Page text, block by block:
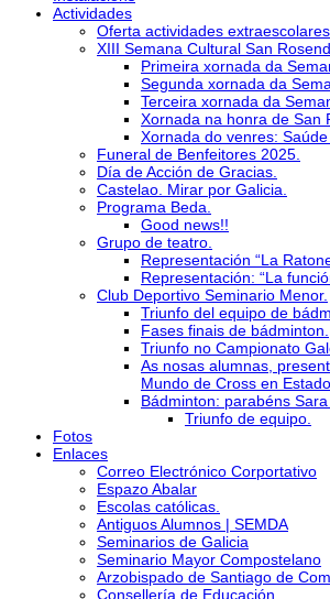
Actividades
Oferta actividades
XIII Semana Cultural San
Primeira xornada da
Segunda xornada da
Terceira xornada da
Xornada na honra de San
Xornada do venres: Saúde
Funeral de Benfeitores 2025.
Día de Acción de Gracias.
Castelao. Mirar por Galicia.
Programa Beda.
Good news!!
Grupo de teatro.
Representación “La
Representación: “La
Club Deportivo Seminario Menor.
Triunfo del equipo de
Fases finais de bádminton.
Triunfo no Campionato
As nosas alumnas,
Mundo de Cross en
Bádminton: parabéns
Triunfo de equipo.
Fotos
Enlaces
Correo Electrónico Corportativo
Espazo Abalar
Escolas católicas.
Antiguos Alumnos | SEMDA
Seminarios de Galicia
Seminario Mayor Compostelano
Arzobispado de Santiago de
Consellería de Educación